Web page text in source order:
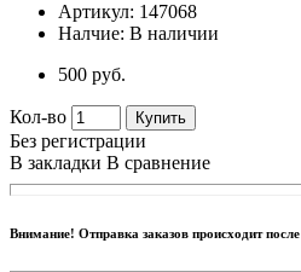
Артикул: 147068
Налчие: В наличии
500 руб.
Кол-во Купить
Без регистрации
В закладки В сравнение
Внимание! Отправка заказов происходит